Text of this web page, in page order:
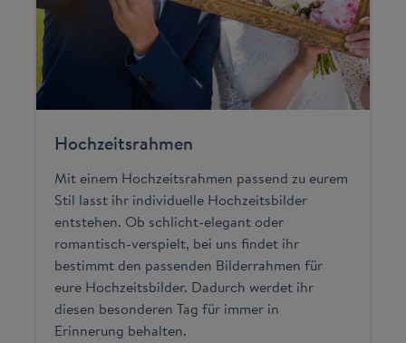
Hochzeitsrahmen
Mit einem Hochzeitsrahmen passend zu eurem
Stil lasst ihr individuelle Hochzeitsbilder
entstehen. Ob schlicht-elegant oder
romantisch-verspielt, bei uns findet ihr
bestimmt den passenden Bilderrahmen für
eure Hochzeitsbilder. Dadurch werdet ihr
diesen besonderen Tag für immer in
Erinnerung behalten.